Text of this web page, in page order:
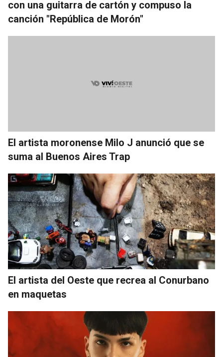
con una guitarra de cartón y compuso la
canción "República de Morón"
El artista moronense Milo J anunció que se
suma al Buenos Aires Trap
El artista del Oeste que recrea al Conurbano
en maquetas